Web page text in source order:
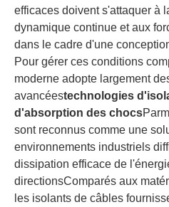
efficaces doivent s'attaquer à
dynamique continue et aux
dans le cadre d'une
Pour gérer ces conditions
moderne adopte largement
avancéestechnologies
d'absorption des chocs
sont reconnus comme une
environnements industriels
dissipation efficace de
directionsComparés aux
les isolants de câbles